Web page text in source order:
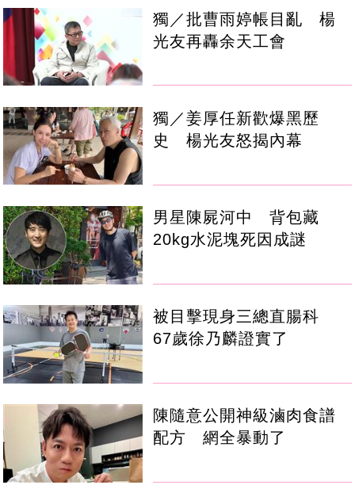
獨／批曹雨婷帳目亂 楊
光友再轟余天工會
獨／姜厚任新歡爆黑歷
史 楊光友怒揭內幕
男星陳屍河中 背包藏
20kg水泥塊死因成謎
被目擊現身三總直腸科
67歲徐乃麟證實了
陳隨意公開神級滷肉食譜
配方 網全暴動了